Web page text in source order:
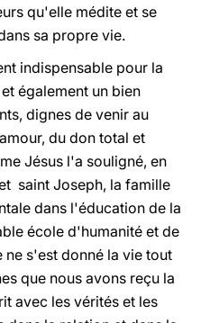
qu'elle médite et se
sa propre vie.
indispensable pour la
également un bien
dignes de venir au
du don total et
Jésus l'a souligné, en
saint Joseph, la famille
dans l'éducation de la
école d'humanité et de
ne s'est donné la vie tout
que nous avons reçu la
avec les vérités et les